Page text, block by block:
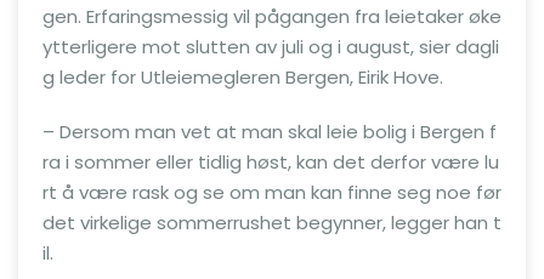
gen. Erfaringsmessig vil pågangen fra leietaker øke
ytterligere mot slutten av juli og i august, sier dagli
g leder for Utleiemegleren Bergen, Eirik Hove.
– Dersom man vet at man skal leie bolig i Bergen f
ra i sommer eller tidlig høst, kan det derfor være lu
rt å være rask og se om man kan finne seg noe før
det virkelige sommerrushet begynner, legger han t
il.